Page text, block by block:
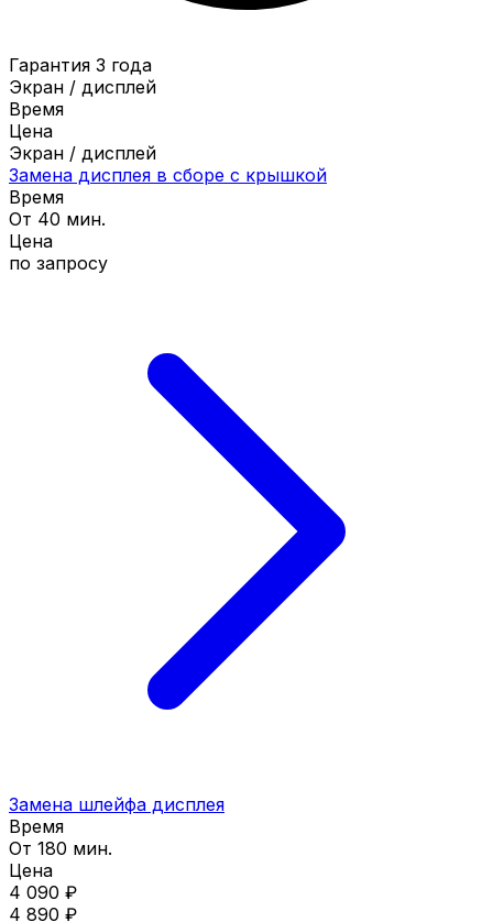
Гарантия 3 года
Экран / дисплей
Время
Цена
Экран / дисплей
Замена дисплея в сборе с крышкой
Время
От 40 мин.
Цена
по запросу
Замена шлейфа дисплея
Время
От 180 мин.
Цена
4 090 ₽
4 890 ₽